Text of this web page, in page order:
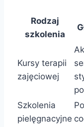
Rodzaj
szkolenia
Kursy terapii
zajęciowej
Szkolenia
pielęgnacyjne